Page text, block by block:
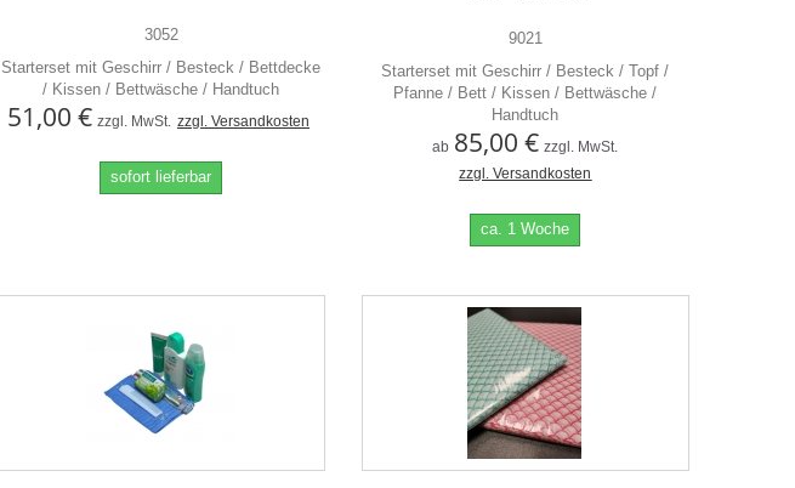
3052
Starterset mit Geschirr / Besteck / Bettdecke
/ Kissen / Bettwäsche / Handtuch
51,00 € zzgl. MwSt. zzgl. Versandkosten
sofort lieferbar
9021
Starterset mit Geschirr / Besteck / Topf /
Pfanne / Bett / Kissen / Bettwäsche /
Handtuch
ab 85,00 € zzgl. MwSt.
zzgl. Versandkosten
ca. 1 Woche